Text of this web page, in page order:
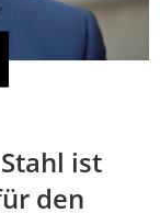
ist
den